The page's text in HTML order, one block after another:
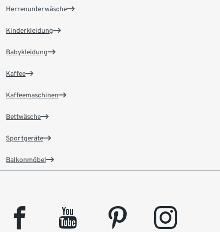
Herrenunterwäsche
Kinderkleidung
Babykleidung
Kaffee
Kaffeemaschinen
Bettwäsche
Sportgeräte
Balkonmöbel
facebook youtube pinterest instagram